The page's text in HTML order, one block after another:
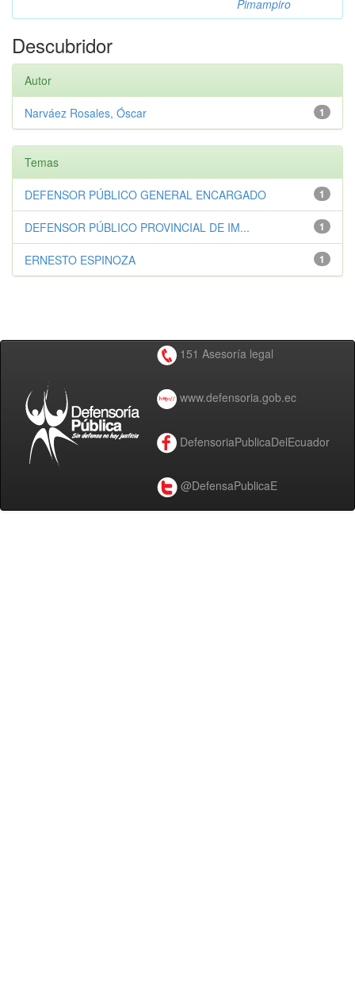
Pimampiro
Descubridor
Autor
1
Narváez Rosales, Óscar
Temas
1
DEFENSOR PÚBLICO GENERAL ENCARGADO
1
DEFENSOR PÚBLICO PROVINCIAL DE IM...
1
ERNESTO ESPINOZA
151 Asesoría legal
www.defensoria.gob.ec
DefensoriaPublicaDelEcuador
@DefensaPublicaE